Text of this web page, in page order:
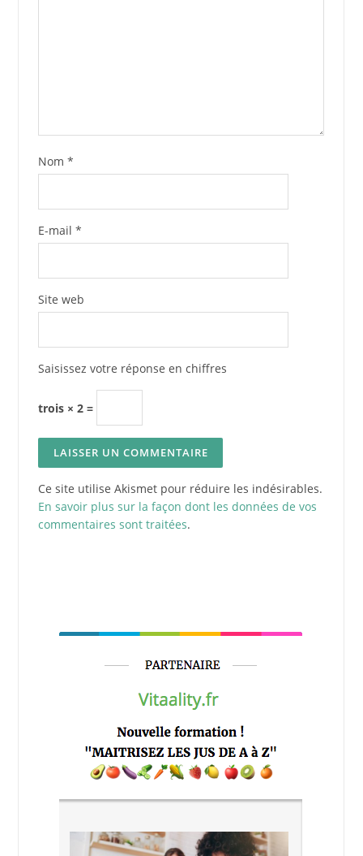
Nom *
E-mail *
Site web
Saisissez votre réponse en chiffres
trois × 2 =
Ce site utilise Akismet pour réduire les indésirables.
En savoir plus sur la façon dont les données de vos
commentaires sont traitées.